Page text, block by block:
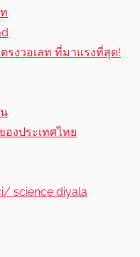
รงวอเลท ที่มาแรงที่สุด!
องประเทศไทย
science diyala